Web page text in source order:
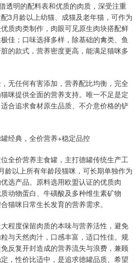
透明的配料表和优质的肉质，深受注重
3月龄以上幼猫、成猫及老年猫，可作为
质肉类制作，肉眼可见原生肉块搭配鲜
佳；口味选择多样，除基础的禽类、鱼
的款式，营养密度更高，能满足猫咪多
无任何有害添加，营养配比均衡，完全
咪提供全面的营养支持。唯一不足是定
合追求食材原生品质、不介意价格的铲
经典，全价营养+稳定品控
全价营养主食罐，主打德罐传统生产工
龄以上所有年龄段猫咪，可长期单独作为
选产品。原料选用欧盟认证的优质肉
动物蛋白、牛磺酸及多种维生素矿物
猫咪日常生长发育的营养需求。
程度保留肉质的本味与营养活性，避免
与天然肉汁，口感丰富，适口性佳。规
反复开封造成的营养流失与浪费，兼顾
，性价比适中，是追求德罐品质、希望